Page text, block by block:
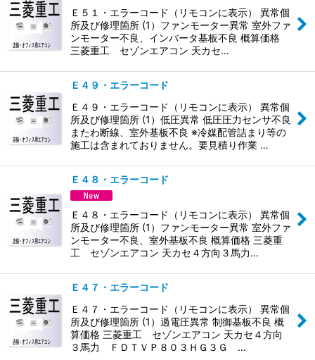
Ｅ５１・エラーコード（リモコンに表示） 異常個
所及び修理箇所 (1）ファンモーター異常 室外ファ
ンモーター不良、インバータ基板不良 概算価格
三菱重工 セゾンエアコン 天カセ…
Ｅ４９・エラーコード
Ｅ４９・エラーコード（リモコンに表示） 異常個
所及び修理箇所 (1）低圧異常 低圧圧力センサ不良
またわ断線、室外基板不良 ※冷媒配管詰まり等の
施工は含まれておりません。要見積り作業 …
Ｅ４８・エラーコード
Ｅ４８・エラーコード（リモコンに表示） 異常個
所及び修理箇所 (1）ファンモーター異常 室外ファ
ンモーター不良、室外基板不良 概算価格 三菱重
工 セゾンエアコン 天カセ４方向３馬力…
Ｅ４７・エラーコード
Ｅ４７・エラーコード（リモコンに表示） 異常個
所及び修理箇所 (1）過電圧異常 制御基板不良 概
算価格 三菱重工 セゾンエアコン 天カセ４方向
３馬力 ＦＤＴＶＰ８０３ＨＧ３Ｇ …